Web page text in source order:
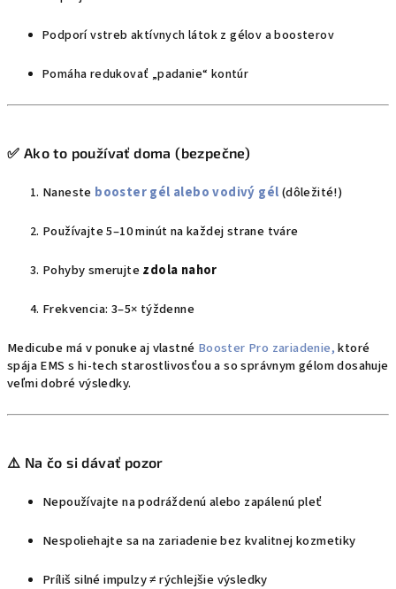
Podporí vstreb aktívnych látok z gélov a boosterov
Pomáha redukovať „padanie“ kontúr
✅ Ako to používať doma (bezpečne)
Naneste booster gél alebo vodivý gél(dôležité!)
Používajte 5–10 minút na každej strane tváre
Pohyby smerujtezdola nahor
Frekvencia: 3–5× týždenne
Medicube má v ponuke aj vlastné Booster Pro zariadenie,ktoré
spája EMS s hi-tech starostlivosťou a so správnym gélom dosahuje
veľmi dobré výsledky.
⚠️ Na čo si dávať pozor
Nepoužívajte na podráždenú alebo zapálenú pleť
Nespoliehajte sa na zariadenie bez kvalitnej kozmetiky
Príliš silné impulzy ≠ rýchlejšie výsledky